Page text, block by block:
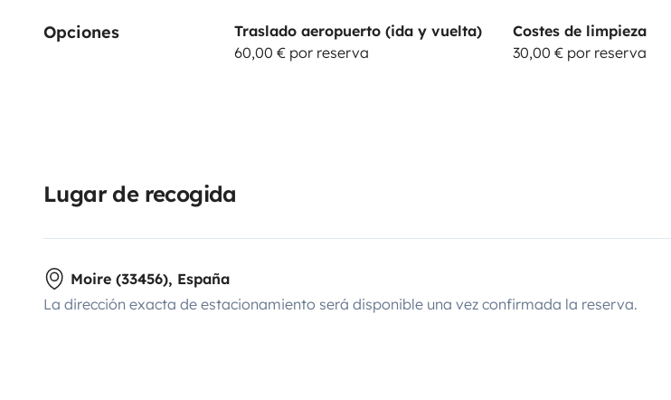
Opciones
Traslado aeropuerto (ida y vuelta)
60,00 € por reserva
Costes de limpieza
30,00 € por reserva
Lugar de recogida
Moire (33456), España
La dirección exacta de estacionamiento será disponible una vez confirmada la reserva.